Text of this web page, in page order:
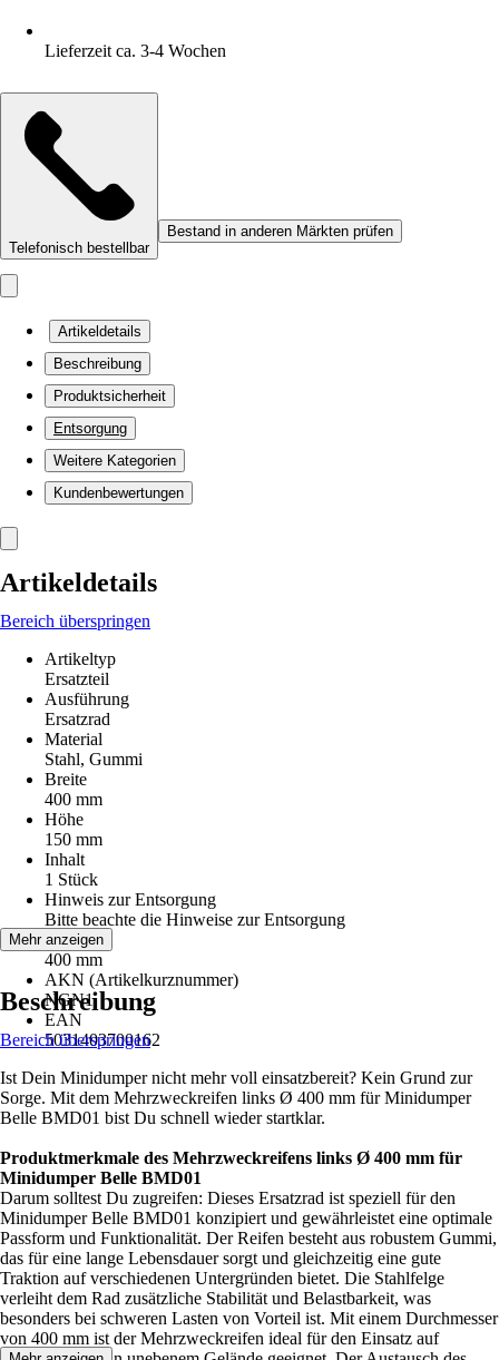
Lieferzeit ca. 3-4 Wochen
Telefonisch bestellbar
Bestand in anderen Märkten prüfen
Artikeldetails
Beschreibung
Produktsicherheit
Entsorgung
Weitere Kategorien
Kundenbewertungen
Artikeldetails
Bereich überspringen
Artikeltyp
Ersatzteil
Ausführung
Ersatzrad
Material
Stahl, Gummi
Breite
400 mm
Höhe
150 mm
Inhalt
1 Stück
Hinweis zur Entsorgung
Bitte beachte die Hinweise zur Entsorgung
Länge
400 mm
AKN (Artikelkurznummer)
NGN1
EAN
5031403700162
Mehr anzeigen
Beschreibung
Bereich überspringen
Ist Dein Minidumper nicht mehr voll einsatzbereit? Kein Grund zur
Sorge. Mit dem Mehrzweckreifen links Ø 400 mm für Minidumper
Belle BMD01 bist Du schnell wieder startklar.
Produktmerkmale des Mehrzweckreifens links Ø 400 mm für
Minidumper Belle BMD01
Darum solltest Du zugreifen: Dieses Ersatzrad ist speziell für den
Minidumper Belle BMD01 konzipiert und gewährleistet eine optimale
Passform und Funktionalität. Der Reifen besteht aus robustem Gummi,
das für eine lange Lebensdauer sorgt und gleichzeitig eine gute
Traktion auf verschiedenen Untergründen bietet. Die Stahlfelge
verleiht dem Rad zusätzliche Stabilität und Belastbarkeit, was
besonders bei schweren Lasten von Vorteil ist. Mit einem Durchmesser
von 400 mm ist der Mehrzweckreifen ideal für den Einsatz auf